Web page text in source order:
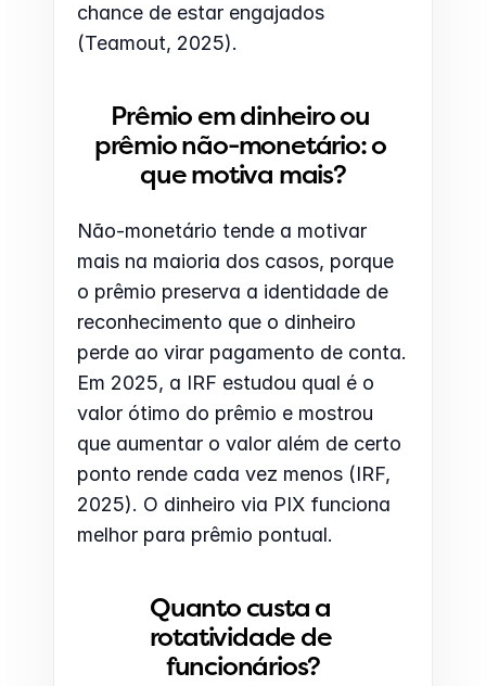
chance de estar engajados
(Teamout, 2025).
Prêmio em dinheiro ou
prêmio não-monetário: o
que motiva mais?
Não-monetário tende a motivar
mais na maioria dos casos, porque
o prêmio preserva a identidade de
reconhecimento que o dinheiro
perde ao virar pagamento de conta.
Em 2025, a IRF estudou qual é o
valor ótimo do prêmio e mostrou
que aumentar o valor além de certo
ponto rende cada vez menos (IRF,
2025). O dinheiro via PIX funciona
melhor para prêmio pontual.
Quanto custa a
rotatividade de
funcionários?